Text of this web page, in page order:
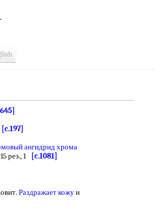
[c.197]
ангидрид хрома
рез., 1
[c.1081]
Раздражает кожуи